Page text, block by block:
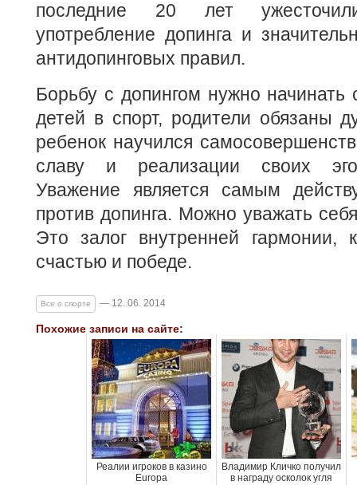
последние 20 лет
употребление допинга и
антидопинговых правил.
Борьбу с допингом нужно
детей в спорт, родители обязаны
ребенок научился
славу и реализации своих
Уважение является самым
против допинга. Можно уважать
Это залог внутренней гармонии,
счастью и победе.
Все о спорте — 12. 06. 2014
Похожие записи на сайте:
Реалии игроков в казино
Europa
Владимир Кличко получил
в награду осколок угля